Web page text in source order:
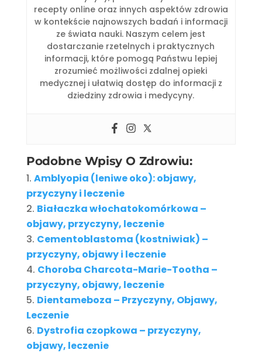
recepty online oraz innych aspektów zdrowia
w kontekście najnowszych badań i informacji
ze świata nauki. Naszym celem jest
dostarczanie rzetelnych i praktycznych
informacji, które pomogą Państwu lepiej
zrozumieć możliwości zdalnej opieki
medycznej i ułatwią dostęp do informacji z
dziedziny zdrowia i medycyny.
Podobne Wpisy O Zdrowiu:
Amblyopia (leniwe oko): objawy,
przyczyny i leczenie
Białaczka włochatokomórkowa –
objawy, przyczyny, leczenie
Cementoblastoma (kostniwiak) –
przyczyny, objawy i leczenie
Choroba Charcota-Marie-Tootha –
przyczyny, objawy, leczenie
Dientameboza – Przyczyny, Objawy,
Leczenie
Dystrofia czopkowa – przyczyny,
objawy, leczenie